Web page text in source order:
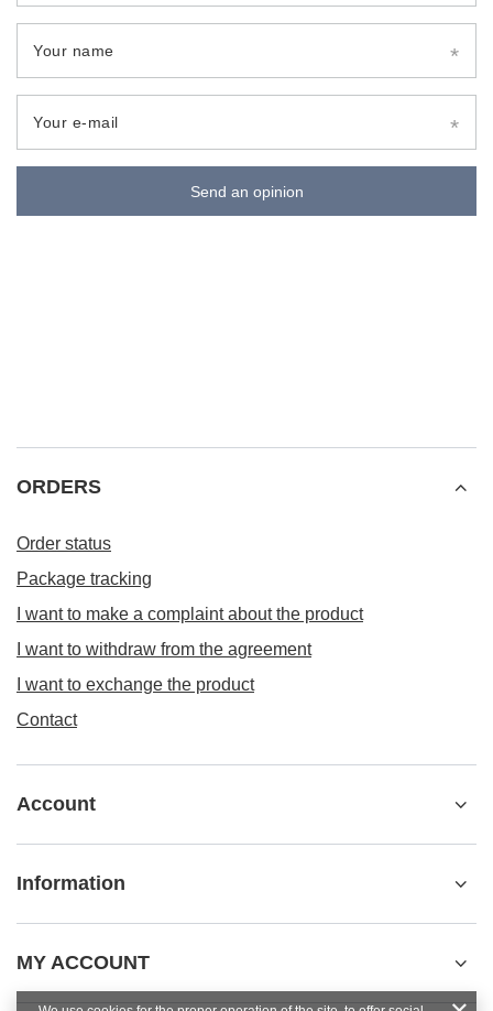
Your name
Your e-mail
Send an opinion
ORDERS
Order status
Package tracking
I want to make a complaint about the product
I want to withdraw from the agreement
I want to exchange the product
Contact
Account
Information
MY ACCOUNT